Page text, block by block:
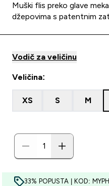
Muški flis preko glave
džepovima s patentnim
Vodič za veličinu
Veličina:
XS S M
33% POPUSTA | KOD: